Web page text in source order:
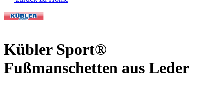
Kübler Sport®
Fußmanschetten aus Leder